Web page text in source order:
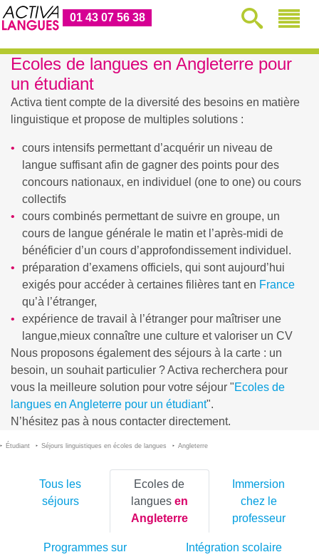
01 43 07 56 38
Ecoles de langues en Angleterre pour
un étudiant
Activa tient compte de la diversité des besoins en matière
linguistique et propose de multiples solutions :
cours intensifs permettant d’acquérir un niveau de
langue suffisant afin de gagner des points pour des
concours nationaux, en individuel (one to one) ou cours
collectifs
cours combinés permettant de suivre en groupe, un
cours de langue générale le matin et l’après-midi de
bénéficier d’un cours d’approfondissement individuel.
préparation d’examens officiels, qui sont aujourd’hui
exigés pour accéder à certaines filières tant en France
qu’à l’étranger,
expérience de travail à l’étranger pour maîtriser une
langue,mieux connaître une culture et valoriser un CV
Nous proposons également des séjours à la carte : un
besoin, un souhait particulier ? Activa recherchera pour
vous la meilleure solution pour votre séjour "Ecoles de
langues en Angleterre pour un étudiant".
N’hésitez pas à nous contacter directement.
Étudiant Séjours linguistiques en écoles de langues Angleterre
Tous les
séjours
Ecoles de
langues en
Angleterre
Immersion
chez le
professeur
Programmes sur
Intégration scolaire